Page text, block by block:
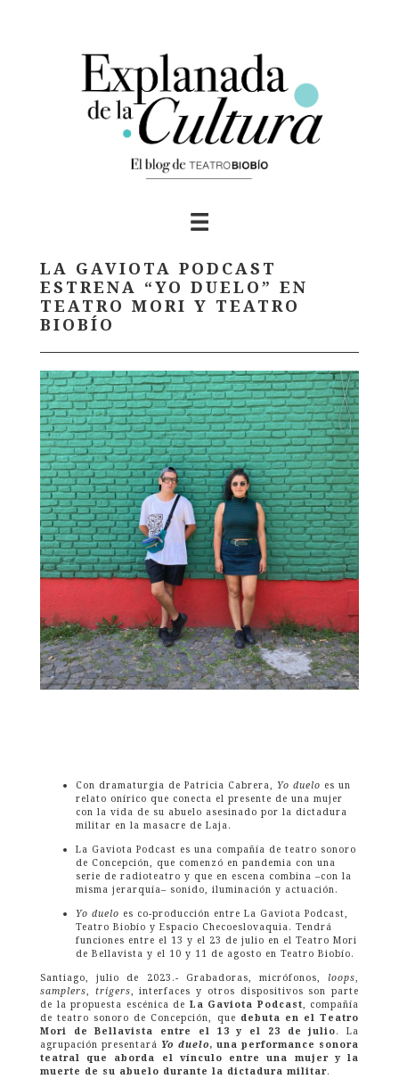
LA GAVIOTA PODCAST
ESTRENA “YO DUELO” EN
TEATRO MORI Y TEATRO
BIOBÍO
Con dramaturgia de Patricia Cabrera, Yo duelo es un
relato onírico que conecta el presente de una mujer
con la vida de su abuelo asesinado por la dictadura
militar en la masacre de Laja.
La Gaviota Podcast es una compañía de teatro sonoro
de Concepción, que comenzó en pandemia con una
serie de radioteatro y que en escena combina –con la
misma jerarquía– sonido, iluminación y actuación.
Yo duelo es co-producción entre La Gaviota Podcast,
Teatro Biobío y Espacio Checoeslovaquia. Tendrá
funciones entre el 13 y el 23 de julio en el Teatro Mori
de Bellavista y el 10 y 11 de agosto en Teatro Biobío.
Santiago, julio de 2023.- Grabadoras, micrófonos, loops
samplers
trigers , interfaces y otros dispositivos son parte
de la propuesta escénica de La Gaviota Podcast , compañía
de teatro sonoro de Concepción, que debuta en el Teatro
Mori de Bellavista entre el 13 y el 23 de julio. La
agrupación presentará Yo duelo, una performance sonora
teatral que aborda el vínculo entre una mujer y la
muerte de su abuelo durante la dictadura militar.